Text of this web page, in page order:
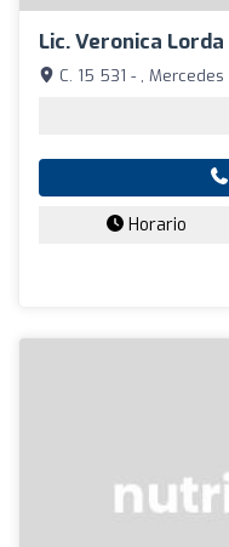
Lic. Veronica Lorda
C. 15 531 - , Mercedes
Horario